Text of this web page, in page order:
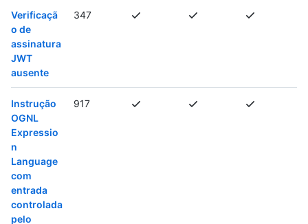
Verificaçã
o de
assinatura
JWT
ausente
347
Instrução
OGNL
Expressio
n
Language
com
entrada
controlada
pelo
917